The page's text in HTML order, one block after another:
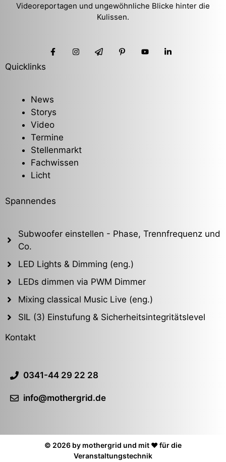
Videoreportagen und ungewöhnliche Blicke hinter die
Kulissen.
Quicklinks
News
Storys
Video
Termine
Stellenmarkt
Fachwissen
Licht
Spannendes
Subwoofer einstellen - Phase, Trennfrequenz und
Co.
LED Lights & Dimming (eng.)
LEDs dimmen via PWM Dimmer
Mixing classical Music Live (eng.)
SIL (3) Einstufung & Sicherheitsintegritätslevel
Kontakt
0341-44 29 22 28
info@mothergrid.de
© 2026 by mothergrid und mit ❤️ für die
Veranstaltungstechnik